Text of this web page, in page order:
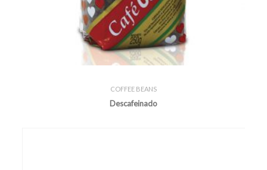
COFFEE BEANS
Descafeinado